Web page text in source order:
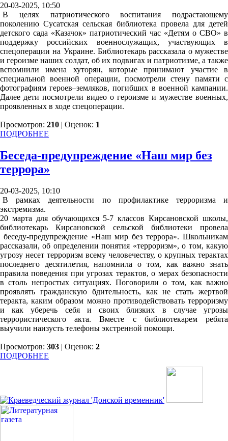
20-03-2025, 10:50
В целях патриотического воспитания подрастающему
поколению Сусатская сельская библиотека провела для детей
детского сада «Казачок» патриотический час «Детям о СВО» в
поддержку российских военнослужащих, участвующих в
спецоперации на Украине. Библиотекарь рассказала о мужестве
и героизме наших солдат, об их подвигах и патриотизме, а также
вспомнили имена хуторян, которые принимают участие в
специальной военной операции, посмотрели стену памяти с
фотографиям героев–земляков, погибших в военной кампании.
Далее дети посмотрели видео о героизме и мужестве военных,
проявленных в ходе спецоперации.
Просмотров: 210 | Оценок: 1
ПОДРОБНЕЕ
Беседа-предупреждение «Наш мир без
террора»
20-03-2025, 10:10
В рамках деятельности по профилактике терроризма и
экстремизма.
20 марта для обучающихся 5-7 классов Кирсановской школы,
библиотекарь Кирсановской сельской библиотеки провела
беседу-предупреждение «Наш мир без террора». Школьникам
рассказали, об определении понятия «терроризм», о том, какую
угрозу несет терроризм всему человечеству, о крупных терактах
последнего десятилетия, напомнила о том, как важно знать
правила поведения при угрозах терактов, о мерах безопасности
в столь непростых ситуациях. Поговорили о том, как важно
проявлять гражданскую бдительность, как не стать жертвой
теракта, каким образом можно противодействовать терроризму
и как уберечь себя и своих близких в случае угрозы
террористического акта. Вместе с библиотекарем ребята
выучили наизусть телефоны экстренной помощи.
Просмотров: 303 | Оценок: 2
ПОДРОБНЕЕ